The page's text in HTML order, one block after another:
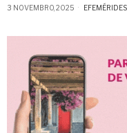
3 NOVEMBRO, 2025 EFEMÉRIDES